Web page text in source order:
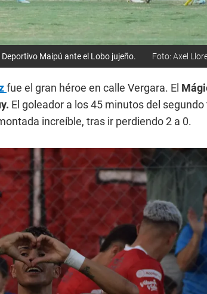
Maipú ante el Lobo jujeño. Foto: Axel
fue el gran héroe en calle Vergara. El
El goleador a los 45 minutos del
increíble, tras ir perdiendo 2 a 0.